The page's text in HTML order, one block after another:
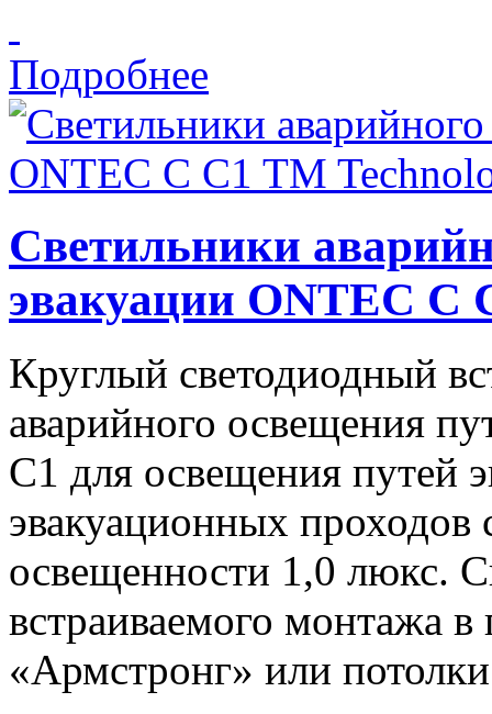
Подробнее
Светильники
эвакуации ONTEC C
Круглый светодиодный
аварийного освещения
C1 для освещения путей
эвакуационных
освещенности 1,0 люкс.
встраиваемого монтажа
«Армстронг» или